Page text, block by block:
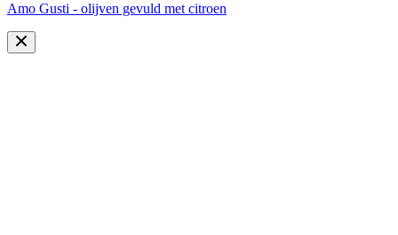
Amo Gusti - olijven gevuld met citroen